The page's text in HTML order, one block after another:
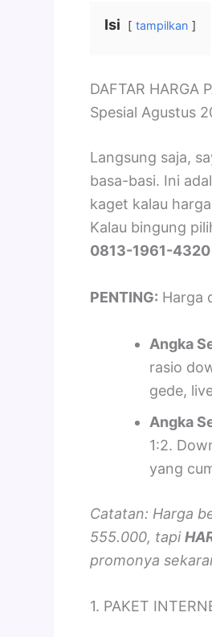
Isi tampilkan
DAFTAR HARGA
Spesial Agustus
Langsung saja,
basa-basi. Ini
kaget kalau
Kalau bingung
0813-1961-4320
PENTING: Harga
Angka
rasio
gede,
Angka
1:2.
yang
Catatan: Harga
555.000, tapi
promonya
1. PAKET